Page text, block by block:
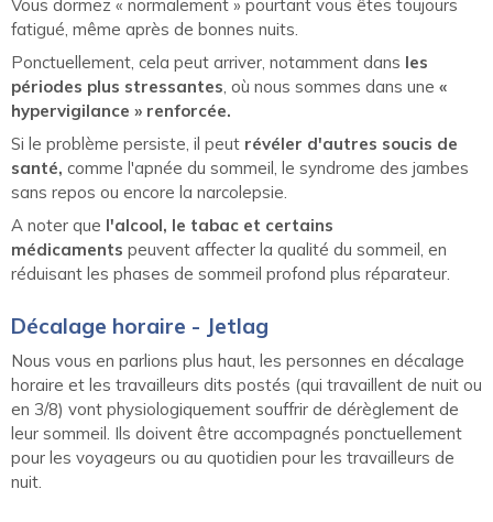
Vous dormez « normalement » pourtant vous êtes toujours
fatigué, même après de bonnes nuits.
Ponctuellement, cela peut arriver, notamment dans les
périodes plus stressantes, où nous sommes dans une «
hypervigilance » renforcée.
Si le problème persiste, il peut révéler d'autres soucis de
santé, comme l'apnée du sommeil, le syndrome des jambes
sans repos ou encore la narcolepsie.
A noter que l'alcool, le tabac et certains
médicaments peuvent affecter la qualité du sommeil, en
réduisant les phases de sommeil profond plus réparateur.
Décalage horaire - Jetlag
Nous vous en parlions plus haut, les personnes en décalage
horaire et les travailleurs dits postés (qui travaillent de nuit ou
en 3/8) vont physiologiquement souffrir de dérèglement de
leur sommeil. Ils doivent être accompagnés ponctuellement
pour les voyageurs ou au quotidien pour les travailleurs de
nuit.